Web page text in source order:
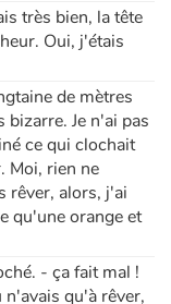
très bien, la tête
Oui, j'étais
de mètres
Je n'ai pas
ce qui clochait
Moi, rien ne
rêver, alors, j'ai
qu'une orange et
- ça fait mal !
qu'à rêver,